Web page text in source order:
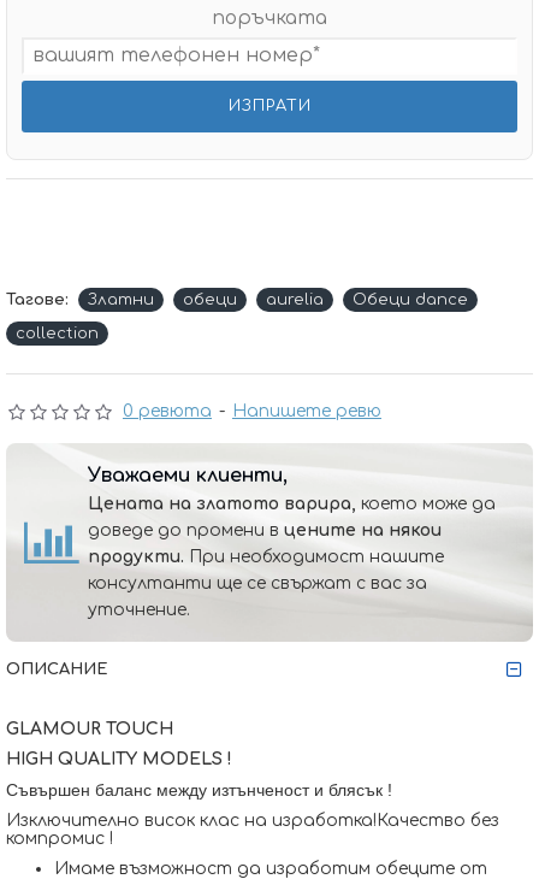
0 ревюта - Напишете ревю
поръчката
Тагове: Златни обеци aurelia
Обеци dance
collection
Уважаеми клиенти,
Цената на златото варира, което може да
доведе до промени в цените на някои
продукти. При необходимост нашите
консултанти ще се свържат с вас за
уточнение.
ОПИСАНИЕ
GLAMOUR TOUCH
HIGH QUALITY MODELS !
Съвършен баланс между изтънченост и блясък !
Изключително висок клас на изработка!Качество без
компромис !
Имаме възможност да изработим обеците от